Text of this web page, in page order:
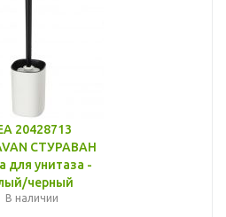
20428713
СТУРАВАН
для унитаза -
черный
В наличии